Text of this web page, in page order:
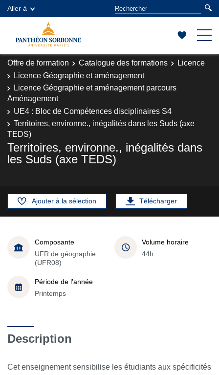
Aller à
Offre de formation Catalogue des formations
Licence
Licence Géographie et aménagement
Licence Géographie et aménagement parcours
Aménagement
UE4 : Bloc de Compétences disciplinaires S4
Territoires, environne., inégalités dans les Suds (axe
TEDS)
Territoires, environne., inégalités dans
les Suds (axe TEDS)
Ajouter à la sélection Télécharger
Composante
UFR de géographie
(UFR08)
Volume horaire
44h
Période de l'année
Printemps
Description
Cet enseignement sensibilise les étudiants aux spécificités